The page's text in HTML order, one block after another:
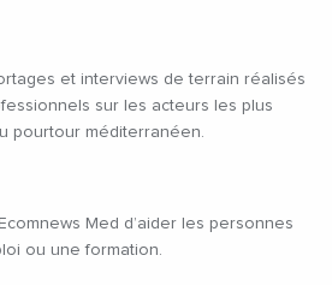
et interviews de terrain réalisés
sur les acteurs les plus
pourtour méditerranéen.
Med d’aider les personnes
ou une formation.